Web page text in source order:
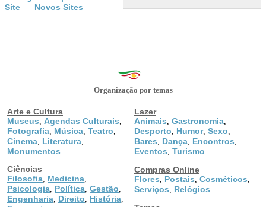
Site
Novos Sites
Organização por temas
Arte e Cultura
Museus
Agendas Culturais
Fotografia Música Teatro
Cinema Literatura
Monumentos
Ciências
Filosofia Medicina
Psicologia Política Gestão
Engenharia Direito História
Lazer
Animais Gastronomia
Desporto Humor, Sexo
Bares Dança Encontros
Eventos Turismo
Compras Online
Flores
Postais Cosméticos
Serviços
Relógios